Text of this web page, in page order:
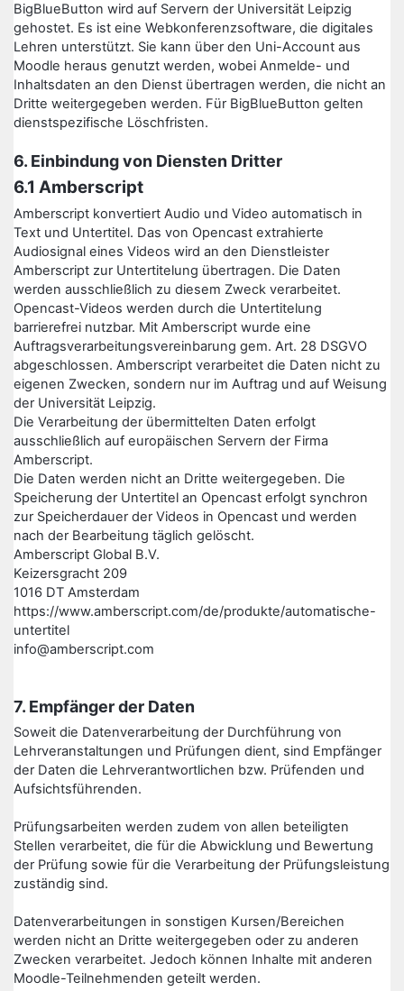
BigBlueButton wird auf Servern der Universität Leipzig
gehostet. Es ist eine Webkonferenzsoftware, die digitales
Lehren unterstützt. Sie kann über den Uni-Account aus
Moodle heraus genutzt werden, wobei Anmelde- und
Inhaltsdaten an den Dienst übertragen werden, die nicht an
Dritte weitergegeben werden. Für BigBlueButton gelten
dienstspezifische Löschfristen.
6. Einbindung von Diensten Dritter
6.1 Amberscript
Amberscript konvertiert Audio und Video automatisch in
Text und Untertitel. Das von Opencast extrahierte
Audiosignal eines Videos wird an den Dienstleister
Amberscript zur Untertitelung übertragen. Die Daten
werden ausschließlich zu diesem Zweck verarbeitet.
Opencast-Videos werden durch die Untertitelung
barrierefrei nutzbar. Mit Amberscript wurde eine
Auftragsverarbeitungsvereinbarung gem. Art. 28 DSGVO
abgeschlossen. Amberscript verarbeitet die Daten nicht zu
eigenen Zwecken, sondern nur im Auftrag und auf Weisung
der Universität Leipzig.
Die Verarbeitung der übermittelten Daten erfolgt
ausschließlich auf europäischen Servern der Firma
Amberscript.
Die Daten werden nicht an Dritte weitergegeben. Die
Speicherung der Untertitel an Opencast erfolgt synchron
zur Speicherdauer der Videos in Opencast und werden
nach der Bearbeitung täglich gelöscht.
Amberscript Global B.V.
Keizersgracht 209
1016 DT Amsterdam
https://www.amberscript.com/de/produkte/automatische-
untertitel
info@amberscript.com
7. Empfänger der Daten
Soweit die Datenverarbeitung der Durchführung von
Lehrveranstaltungen und Prüfungen dient, sind Empfänger
der Daten die Lehrverantwortlichen bzw. Prüfenden und
Aufsichtsführenden.
Prüfungsarbeiten werden zudem von allen beteiligten
Stellen verarbeitet, die für die Abwicklung und Bewertung
der Prüfung sowie für die Verarbeitung der Prüfungsleistung
zuständig sind.
Datenverarbeitungen in sonstigen Kursen/Bereichen
werden nicht an Dritte weitergegeben oder zu anderen
Zwecken verarbeitet. Jedoch können Inhalte mit anderen
Moodle-Teilnehmenden geteilt werden.